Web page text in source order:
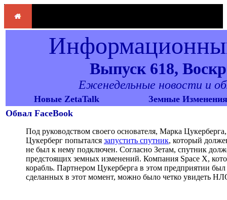
Выпуск 618,
Еженедельные новости и
Новые ZetaTalk
Земные Изменения
Обвал FaceBook
Под руководством своего основателя, Марка
Цукерберг попытался запустить спутник, который
не был к нему подключен. Согласно Зетам, спутник
предстоящих земных изменений. Компания Space X,
корабль. Партнером Цукерберга в этом предприятии
сделанных в этот момент, можно было четко увидеть